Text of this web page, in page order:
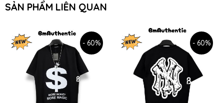
SẢN PHẨM LIÊN QUAN
- 60% - 60%